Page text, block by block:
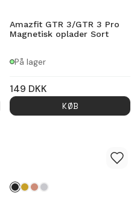
Amazfit GTR 3/GTR 3 Pro
Magnetisk oplader Sort
På lager
149 DKK
KØB